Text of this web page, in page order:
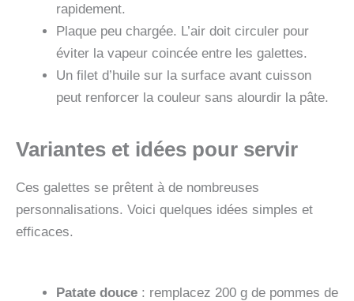
rapidement.
Plaque peu chargée. L’air doit circuler pour
éviter la vapeur coincée entre les galettes.
Un filet d’huile sur la surface avant cuisson
peut renforcer la couleur sans alourdir la pâte.
Variantes et idées pour servir
Ces galettes se prêtent à de nombreuses
personnalisations. Voici quelques idées simples et
efficaces.
Patate douce : remplacez 200 g de pommes de